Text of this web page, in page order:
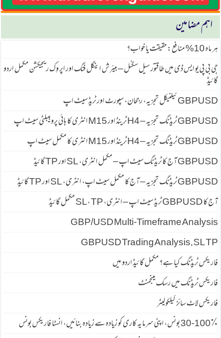
اہم مضامین
ہر ماہ 10% منافع: حقیقت یا خواب؟
جی بی پی یو ایس ڈی میں طاقتور سیل سگنل – بیئرش اینگل فنگ اور اپر وِک ریجیکشن مکمل اردو
گائیڈ
GBPUSD ٹیکنیکل تجزیہ، رجحان، سپورٹ اور ٹریڈ سیٹ اپ
GBPUSD ٹریڈنگ تجزیہ – H4 ٹرینڈ اور M15 انٹری کا ہائی پروبیبلٹی سیٹ اپ
GBPUSD ٹریڈنگ تجزیہ – H4 ٹرینڈ اور M15 انٹری کا مکمل سیٹ اپ
GBPUSD آج کا ٹریڈنگ سیٹ اپ – مکمل انٹری، SL اور TP گائیڈ
GBPUSD ٹریڈنگ تجزیہ – آج کا مکمل سیٹ اپ، انٹری، SL اور TP گائیڈ
آج کا GBPUSD ٹریڈ سیٹ اپ – انٹری، SL، TP مکمل گائیڈ
GBP/USD Multi-Timeframe Analysis
GBPUSD Trading Analysis, SL TP
فاریکس ٹریڈنگ کیا ہے؟ مکمل گائیڈ اردو میں
فاریکس ٹریڈنگ میں رسک مینجمنٹ
فاریکس لاٹ سائز کیلکولیٹر
30-100٪ بونس، اپنی سرمایہ کاری کو زیادہ سے زیادہ بنائیں، انسٹا فاریکس بونس